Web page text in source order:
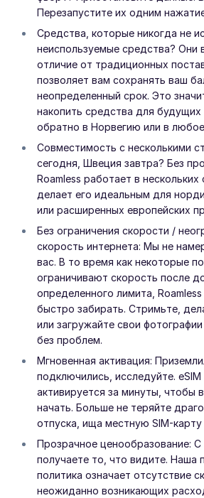
Перезапустите их одним
Средства, которые никогда не
неиспользуемые средства? Они
отличие от традиционных
позволяет вам сохранять ваш
неопределенный срок. Это
накопить средства для
обратно в Норвегию или в
Совместимость с несколькими
сегодня, Швеция завтра? Без
Roamless работает в нескольких
делает его идеальным для
или расширенных европейских
Без ограничения скорости /
скорость интернета: Мы не
вас. В то время как некоторые
ограничивают скорость после
определенного лимита,
быстро забирать. Стримьте,
или загружайте свои
без проблем.
Мгновенная активация:
подключились, исследуйте. eSIM
активируется за минуты, чтобы
начать. Больше не теряйте
отпуска, ища местную SIM-
Прозрачное ценообразование: С
получаете то, что видите. Наша
политика означает отсутствие
неожиданно возникающих